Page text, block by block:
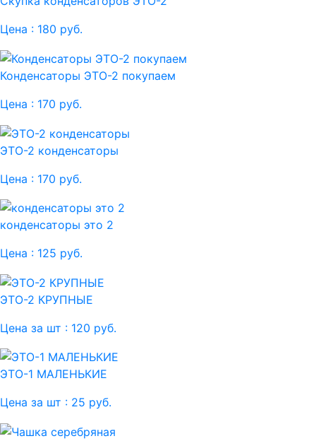
Цена : 180 руб.
Конденсаторы ЭТО-2 покупаем
Цена : 170 руб.
ЭТО-2 конденсаторы
Цена : 170 руб.
конденсаторы это 2
Цена : 125 руб.
ЭТО-2 КРУПНЫЕ
Цена за шт : 120 руб.
ЭТО-1 МАЛЕНЬКИЕ
Цена за шт : 25 руб.